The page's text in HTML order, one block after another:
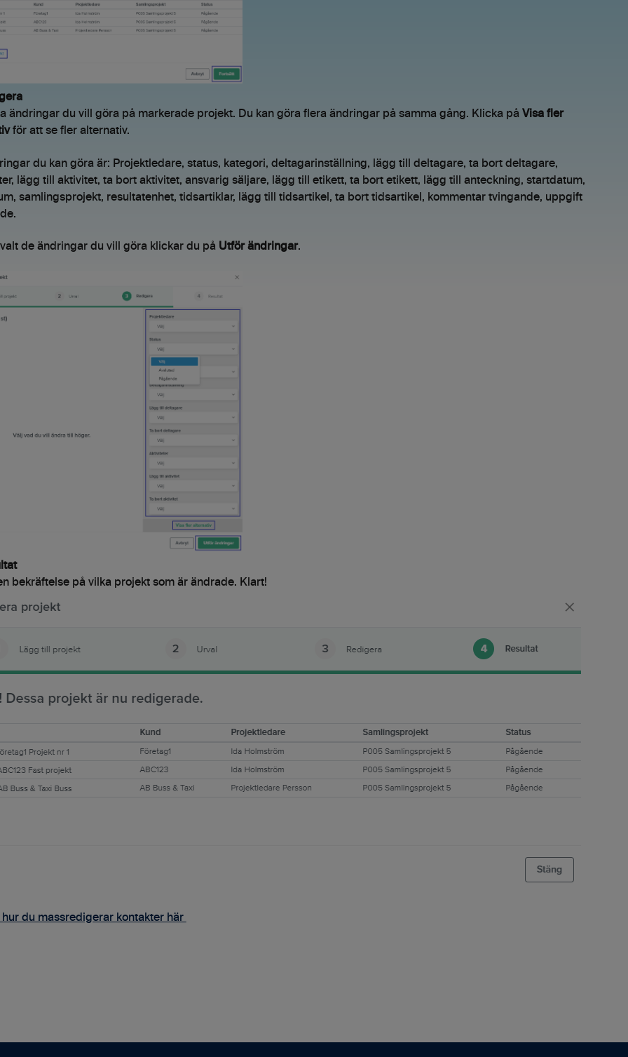
ändringar du vill göra på markerade projekt. Du kan göra flera ändringar på samma gång. Klicka på Visa fler
för att se fler alternativ.
du kan göra är: Projektledare, status, kategori, deltagarinställning, lägg till deltagare, ta bort deltagare,
lägg till aktivitet, ta bort aktivitet, ansvarig säljare, lägg till etikett, ta bort etikett, lägg till anteckning, startdatum,
samlingsprojekt, resultatenhet, tidsartiklar, lägg till tidsartikel, ta bort tidsartikel, kommentar tvingande, uppgift
de ändringar du vill göra klickar du på Utför ändringar.
bekräftelse på vilka projekt som är ändrade. Klart!
hur du massredigerar kontakter här